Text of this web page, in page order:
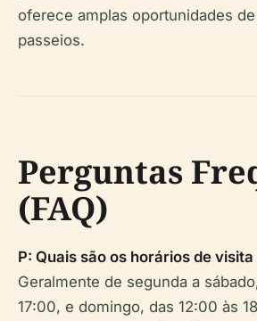
oferece amplas oportunidades
passeios.
Perguntas
(FAQ)
P: Quais são os horários de
Geralmente de segunda a
17:00, e domingo, das 12:00 às